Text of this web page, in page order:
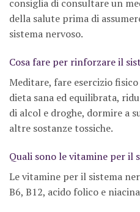
consiglia di consultare un
della salute prima di
sistema nervoso.
Cosa fare per rinforzare il
Meditare, fare esercizio
dieta sana ed equilibrata,
di alcol e droghe, dormire a
altre sostanze tossiche.
Quali sono le vitamine per il
Le vitamine per il sistema
B6, B12, acido folico e